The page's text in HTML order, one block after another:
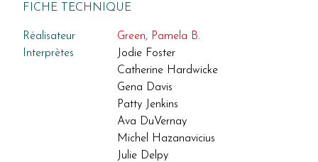
FICHE TECHNIQUE
Réalisateur
Green, Pamela B.
Interprètes
Jodie Foster
Catherine Hardwicke
Gena Davis
Patty Jenkins
Ava DuVernay
Michel Hazanavicius
Julie Delpy